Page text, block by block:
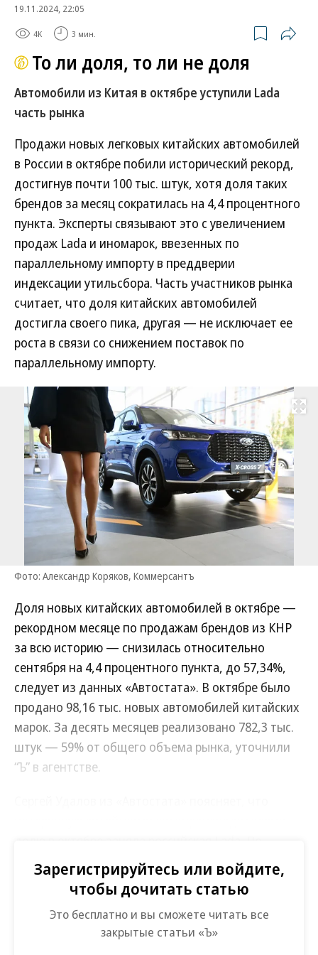
19.11.2024, 22:05
4K 3 мин.
То ли доля, то ли не доля
Автомобили из Китая в октябре уступили Lada
часть рынка
Продажи новых легковых китайских автомобилей
в России в октябре побили исторический рекорд,
достигнув почти 100 тыс. штук, хотя доля таких
брендов за месяц сократилась на 4,4 процентного
пункта. Эксперты связывают это с увеличением
продаж Lada и иномарок, ввезенных по
параллельному импорту в преддверии
индексации утильсбора. Часть участников рынка
считает, что доля китайских автомобилей
достигла своего пика, другая — не исключает ее
роста в связи со снижением поставок по
параллельному импорту.
Развернуть
Фото: Александр Коряков, Коммерсантъ
Доля новых китайских автомобилей в октябре —
рекордном месяце по продажам брендов из КНР
за всю историю — снизилась относительно
сентября на 4,4 процентного пункта, до 57,34%,
следует из данных «Автостата». В октябре было
продано 98,16 тыс. новых автомобилей китайских
марок. За десять месяцев реализовано 782,3 тыс.
штук — 59% от общего объема рынка, уточнили
“Ъ” в агентстве.
данным агентства, доля АвтоВАЗа в прошлом
месяце выросла на 3 процентных пункта, до
26,18% (44,8 тыс. легковых автомобилей). Сам
автопроизводитель отчитался о росте продаж на
4,8% год к году и на 3,3% к сентябрю, до 42,88 тыс.
Зарегистрируйтесь или войдите,
чтобы дочитать статью
Это бесплатно и вы сможете читать все
закрытые статьи «Ъ»